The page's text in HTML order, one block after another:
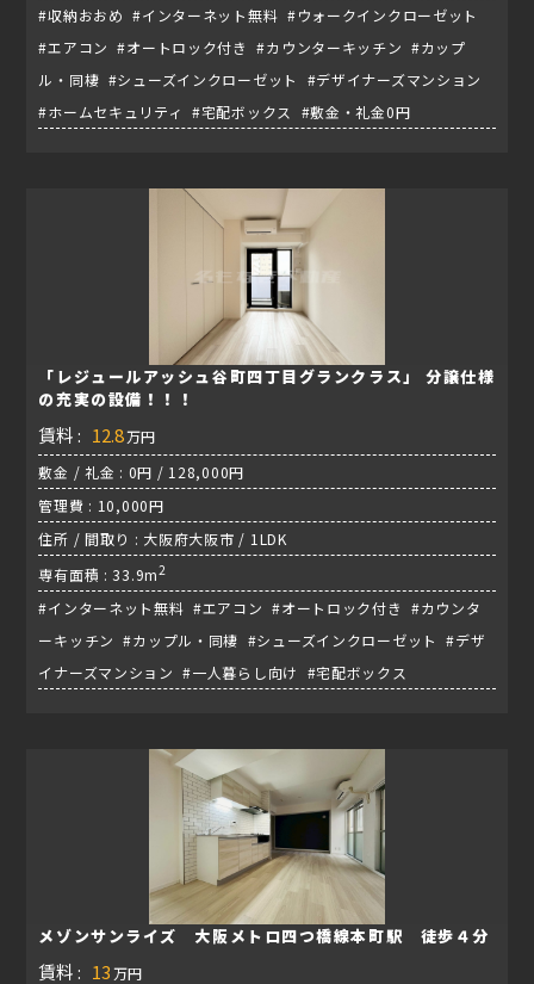
#収納おおめ #インターネット無料 #ウォークインクローゼット
#エアコン #オートロック付き #カウンターキッチン #カップ
ル・同棲 #シューズインクローゼット #デザイナーズマンション
#ホームセキュリティ #宅配ボックス #敷金・礼金0円
「レジュールアッシュ谷町四丁目グランクラス」 分譲仕様
の充実の設備！！！
賃料 : 12.8万円
敷金 / 礼金 : 0円 / 128,000円
管理費 : 10,000円
住所 / 間取り : 大阪府大阪市 / 1LDK
専有面積 : 33.9m2
#インターネット無料 #エアコン #オートロック付き #カウンタ
ーキッチン #カップル・同棲 #シューズインクローゼット #デザ
イナーズマンション #一人暮らし向け #宅配ボックス
メゾンサンライズ 大阪メトロ四つ橋線本町駅 徒歩４分
賃料 : 13 万円